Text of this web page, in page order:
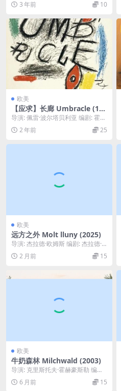
3 年前 10
欧美
【应求】长廊 Umbracle (197
0)
导演: 佩雷·波尔塔贝利亚 编剧: 霍安
·布罗萨 / 佩雷·波尔塔贝利亚 主演:...
2 年前 25
欧美
远方之外 Molt lluny (2025)
导演: 杰拉德·欧姆斯 编剧: 杰拉德·
欧姆斯 主演: 马里奥·卡萨斯 / 大卫...
2 月前 15
欧美
牛奶森林 Milchwald (2003)
导演: 克里斯托夫·霍赫豪斯勒 编
剧: 本杰明·海森堡 / 克里斯托夫·霍
赫豪斯...
6 月前 15